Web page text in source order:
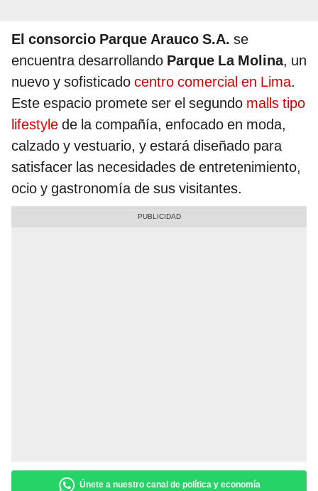
El consorcio Parque Arauco S.A. se
encuentra desarrollando Parque La Molina, un
nuevo y sofisticado centro comercial en Lima.
Este espacio promete ser el segundo malls tipo
lifestyle de la compañía, enfocado en moda,
calzado y vestuario, y estará diseñado para
satisfacer las necesidades de entretenimiento,
ocio y gastronomía de sus visitantes.
Únete a nuestro canal de política y economía